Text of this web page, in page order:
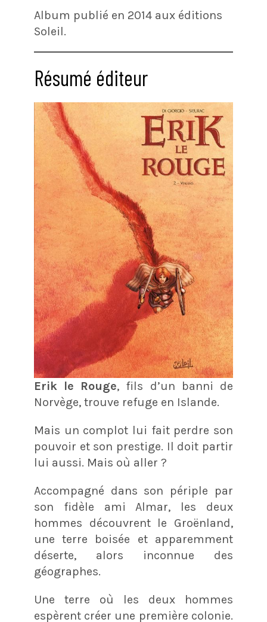
Album publié en 2014 aux éditions
Soleil.
Résumé éditeur
Erik le Rouge, fils d’un banni de
Norvège, trouve refuge en Islande.
Mais un complot lui fait perdre son
pouvoir et son prestige. Il doit partir
lui aussi. Mais où aller ?
Accompagné dans son périple par
son fidèle ami Almar, les deux
hommes découvrent le Groënland,
une terre boisée et apparemment
déserte, alors inconnue des
géographes.
Une terre où les deux hommes
espèrent créer une première colonie.